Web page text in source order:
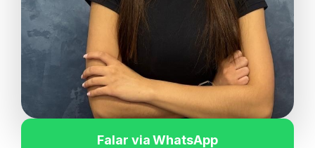
Falar via WhatsApp